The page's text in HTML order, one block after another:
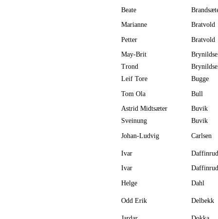
Beate
Marianne
Bratvold
Petter
Bratvold
May-Brit
Trond
Leif Tore
Bugge
Tom Ola
Bull
Astrid Midtsæter
Buvik
Sveinung
Buvik
Johan-Ludvig Carlsen
Ivar
Daffinrud
Ivar
Daffinrud
Helge Dahl
Odd Erik Delbekk